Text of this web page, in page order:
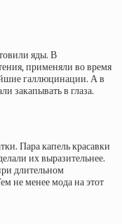
яды. В
применяли во время
галлюцинации. А в
закапывать в глаза.
Пара капель красавки
их выразительнее.
длительном
не менее мода на этот